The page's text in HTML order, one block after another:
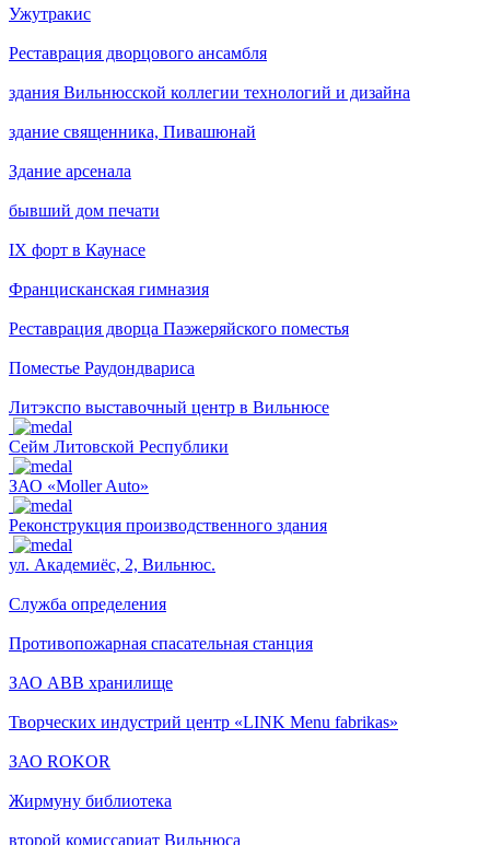
Ужутракис
Реставрация дворцового ансамбля
здания Вильнюсской коллегии технологий и дизайна
здание священника, Пивашюнай
Здание арсенала
бывший дом печати
IX форт в Каунасе
Францисканская гимназия
Реставрация дворца Паэжеряйского поместья
Поместье Раудондвариса
Литэкспо выставочный центр в Вильнюсе
Сейм Литовской Республики
ЗАО «Moller Auto»
Реконструкция производственного здания
ул. Академиёс, 2, Вильнюс.
Служба определения
Противопожарная спасательная станция
ЗАО ABB хранилище
Творческих индустрий центр «LINK Menu fabrikas»
ЗАО ROKOR
Жирмуну библиотека
второй комиссариат Вильнюса